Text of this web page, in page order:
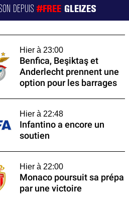
DEPUIS#FREE GLEIZES
Hier à 23:00
Benfica, Beşiktaş et
Anderlecht prennent une
option pour les barrages
Hier à 22:48
Infantino a encore un
soutien
Hier à 22:00
Monaco poursuit sa prépa
par une victoire